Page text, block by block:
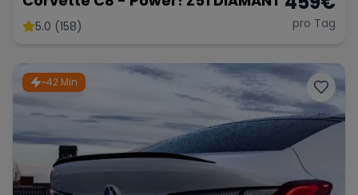
5.0 (158) pro Tag
~42 Min